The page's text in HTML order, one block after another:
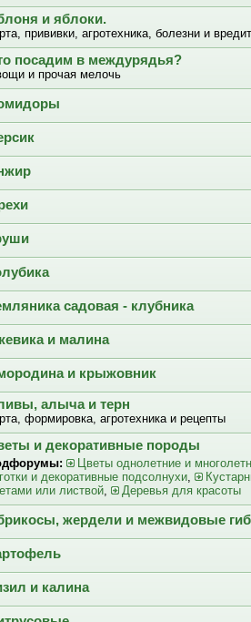
и яблоки.
прививки, агротехника, болезни и
посадим в междурядья?
и прочая мелочь
садовая - клубника
и малина
и крыжовник
алыча и терн
формировка, агротехника и рецепты
и декоративные породы
Цветы однолетние и
и декоративные подсолнухи,
или листвой, Деревья для красоты
жердели и межвидовые
и калина